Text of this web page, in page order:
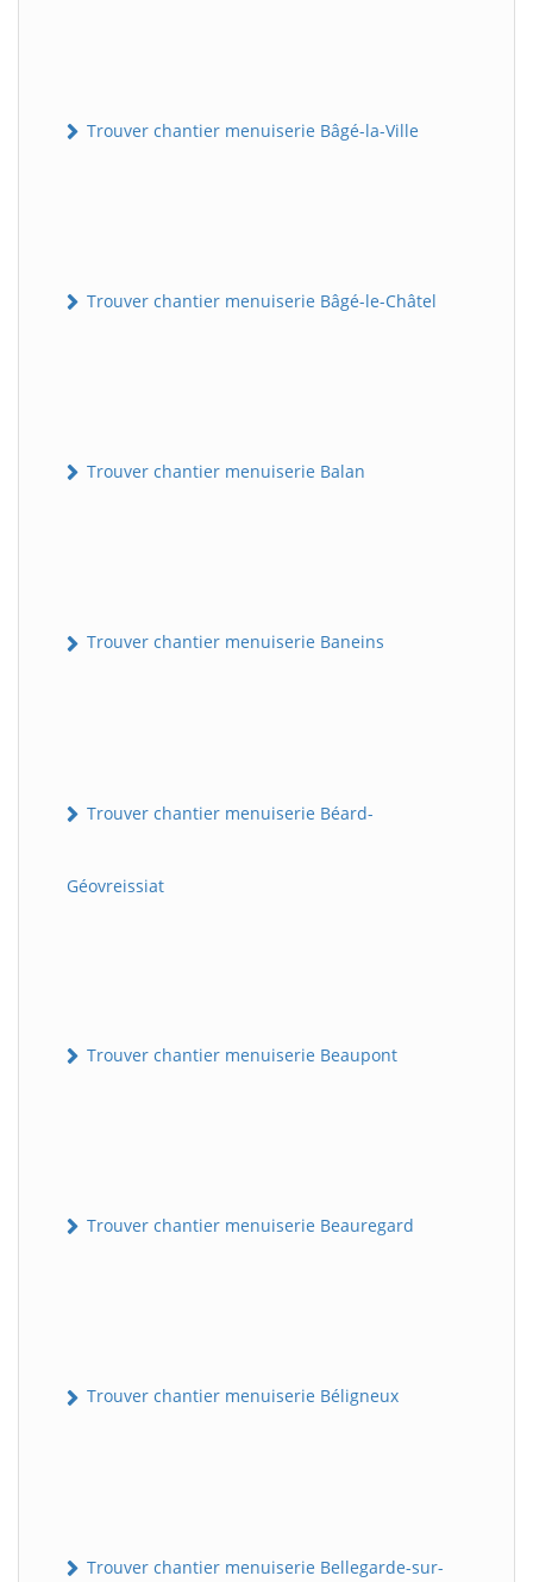
Trouver chantier menuiserie Bâgé-la-Ville
Trouver chantier menuiserie Bâgé-le-Châtel
Trouver chantier menuiserie Balan
Trouver chantier menuiserie Baneins
Trouver chantier menuiserie Béard-
Géovreissiat
Trouver chantier menuiserie Beaupont
Trouver chantier menuiserie Beauregard
Trouver chantier menuiserie Béligneux
Trouver chantier menuiserie Bellegarde-sur-